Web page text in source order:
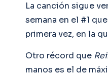
La canción sigue
semana en el #1
primera vez, en la
Otro récord que
manos es el de